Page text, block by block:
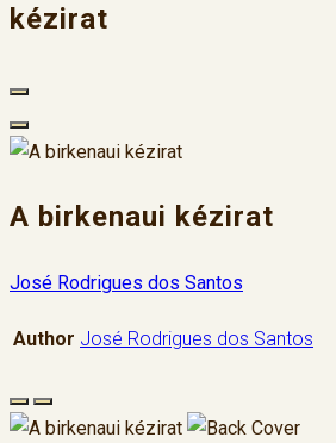
kézirat
A birkenaui kézirat
José Rodrigues dos Santos
Author José Rodrigues dos Santos